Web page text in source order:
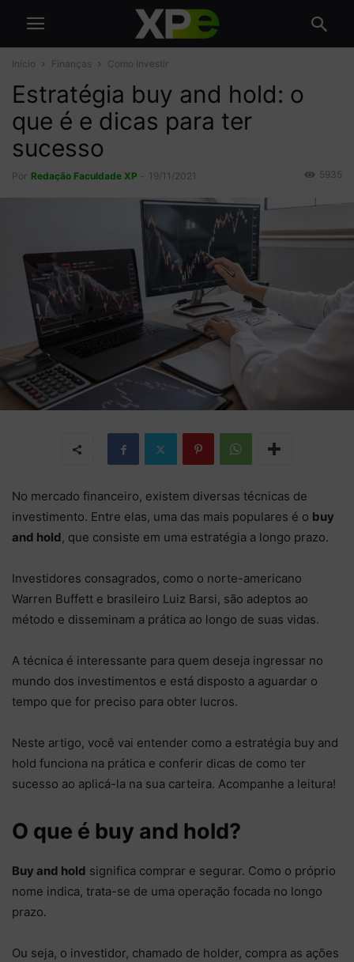
Início Finanças Como Investir
Estratégia buy and hold: o
que é e dicas para ter
sucesso
Por Redação Faculdade XP 19/11/2021 5935
No mercado financeiro, existem diversas técnicas de
investimento. Entre elas, uma das mais populares é o buy
and hold, que consiste em uma estratégia a longo prazo.
Investidores consagrados, como o norte-americano
Warren Buffett e brasileiro Luiz Barsi, são adeptos ao
método e disseminam a prática ao longo de suas vidas.
A técnica é interessante para quem deseja ingressar no
mundo dos investimentos e está disposto a aguardar o
tempo que for preciso para obter lucros.
Neste artigo, você vai entender como a estratégia buy and
hold funciona na prática e conferir dicas de como ter
sucesso ao aplicá-la na sua carteira. Acompanhe a leitura!
O que é buy and hold?
Buy and hold significa comprar e segurar. Como o próprio
nome indica, trata-se de uma operação focada no longo
prazo.
Ou seja, o investidor, chamado de holder, compra as ações